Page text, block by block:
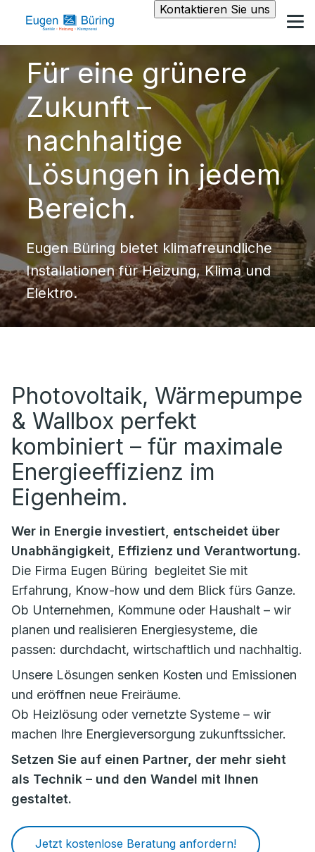
Kontaktieren Sie uns
Für eine grünere
Zukunft –
nachhaltige
Lösungen in jedem
Bereich.
Eugen Büring bietet klimafreundliche
Installationen für Heizung, Klima und
Elektro.
Photovoltaik, Wärmepumpe
& Wallbox perfekt
kombiniert – für maximale
Energieeffizienz im
Eigenheim.
Wer in Energie investiert, entscheidet über
Unabhängigkeit, Effizienz und Verantwortung.
Die Firma Eugen Büring begleitet Sie mit
Erfahrung, Know-how und dem Blick fürs Ganze.
Ob Unternehmen, Kommune oder Haushalt – wir
planen und realisieren Energiesysteme, die
passen: durchdacht, wirtschaftlich und nachhaltig.
Unsere Lösungen senken Kosten und Emissionen
und eröffnen neue Freiräume.
Ob Heizlösung oder vernetzte Systeme – wir
machen Ihre Energieversorgung zukunftssicher.
Setzen Sie auf einen Partner, der mehr sieht
als Technik – und den Wandel mit Ihnen
gestaltet.
Jetzt kostenlose Beratung anfordern!